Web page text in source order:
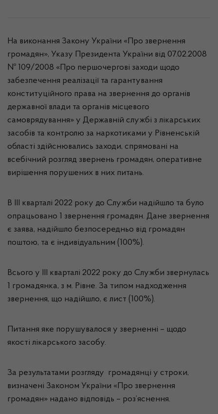
На виконання Закону України «Про звернення
громадян», Указу Президента України від 07.02.2008
№ 109/2008 «Про першочергові заходи щодо
забезпечення реалізації та гарантування
конституційного права на звернення до органів
державної влади та органів місцевого
самоврядування» у Державній службі з лікарських
засобів та контролю за наркотиками у Рівненській
області здійснювались заходи, спрямовані на
всебічний розгляд звернень громадян, оперативне
вирішення порушених в них питань.
В III кварталі 2022 року до Служби надійшло та було
опрацьовано 1 звернення громадян. Дане звернення
є заява, надійшло безпосередньо від громадян
поштою, та є індивідуальним (100%).
Всього у III кварталі 2022 року до Служби звернулась
1 громадянка, з м. Рівне. За типом надходження
звернення, що надійшло, є лист (100%).
Питання яке порушувалося у зверненні – щодо
якості лікарського засобу.
За результатами розгляду громадянці у строки,
визначені Законом України «Про звернення
громадян» надано відповідь – роз’яснення.